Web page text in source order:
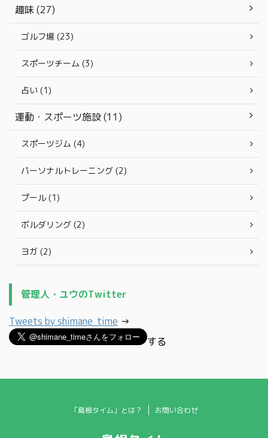
趣味 (27)
ゴルフ場 (23)
スポーツチーム (3)
占い (1)
運動・スポーツ施設 (11)
スポーツジム (4)
パーソナルトレーニング (2)
プール (1)
ボルダリング (2)
ヨガ (2)
管理人・ユウのTwitter
Tweets by shimane_time →
する
「島根タイム」とは？ お問い合わせ